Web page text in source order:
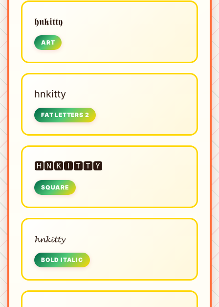
𝖍𝖓𝖐𝖎𝖙𝖙𝖞
ART
hnkitty
FAT LETTERS 2
🅷🅽🅺🅸🆃🆃🆈
SQUARE
𝓱𝓷𝓴𝓲𝓽𝓽𝔂
BOLD ITALIC